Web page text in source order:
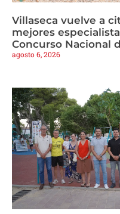
Villaseca vuelve a
mejores
Concurso Nacional
agosto 6, 2026